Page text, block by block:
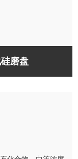
磨盘